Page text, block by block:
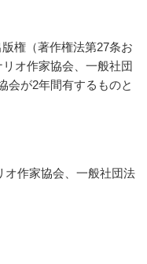
権（著作権法第27条お
オ作家協会、一般社団
会が2年間有するものと
オ作家協会、一般社団法